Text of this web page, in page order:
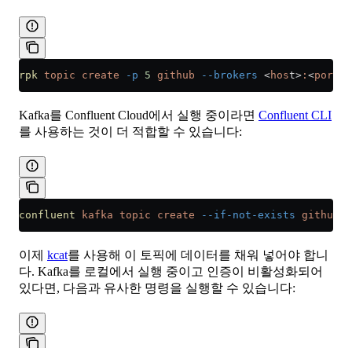
rpk topic create -p 5 github --brokers <host> : <por
Kafka를 Confluent Cloud에서 실행 중이라면 Confluent CLI
를 사용하는 것이 더 적합할 수 있습니다:
confluent kafka topic create --if-not-exists github
이제 kcat를 사용해 이 토픽에 데이터를 채워 넣어야 합니
다. Kafka를 로컬에서 실행 중이고 인증이 비활성화되어
있다면, 다음과 유사한 명령을 실행할 수 있습니다: